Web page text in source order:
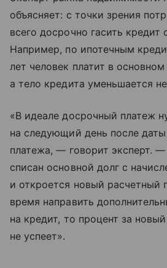
объясняет: с точки зрения
всего досрочно гасить кредит
Например, по ипотечным
лет человек платит в
а тело кредита уменьшается
«В идеале досрочный платеж
на следующий день после
платежа, — говорит эксперт. —
списан основной долг с
и откроется новый расчетный
время направить
на кредит, то процент за
не успеет».